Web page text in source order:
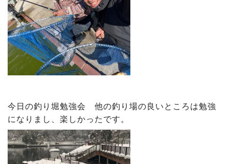
今日の釣り堀勉強会 他の釣り場の良いところは勉強
になりまし、楽しかったです。